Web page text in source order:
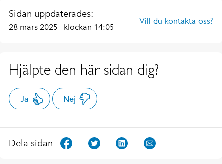
Sidan uppdaterades:
28 mars 2025 klockan 14:05
Vill du kontakta oss?
Hjälpte den här sidan dig?
Ja Nej
Dela sidan